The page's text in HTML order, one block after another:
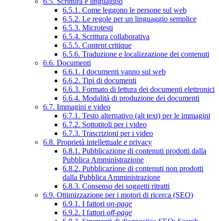
6.5.1. Come leggono le persone sul web
6.5.2. Le regole per un linguaggio semplice
6.5.3. Microtesti
6.5.4. Scrittura collaborativa
6.5.5. Content critique
6.5.6. Traduzione e localizzazione dei contenuti
6.6. Documenti
6.6.1. I documenti vanno sul web
6.6.2. Tipi di documenti
6.6.3. Formato di lettura dei documenti elettronici
6.6.4. Modalità di produzione dei documenti
6.7. Immagini e video
6.7.1. Testo alternativo (alt text) per le immagini
6.7.2. Sottotitoli per i video
6.7.3. Trascrizioni per i video
6.8. Proprietà intellettuale e privacy
6.8.1. Pubblicazione di contenuti prodotti dalla
Pubblica Amministrazione
6.8.2. Pubblicazione di contenuti non prodotti
dalla Pubblica Amministrazione
6.8.3. Consenso dei soggetti ritratti
6.9. Ottimizzazione per i motori di ricerca (SEO)
6.9.1. I fattori on-page
6.9.2. I fattori off-page